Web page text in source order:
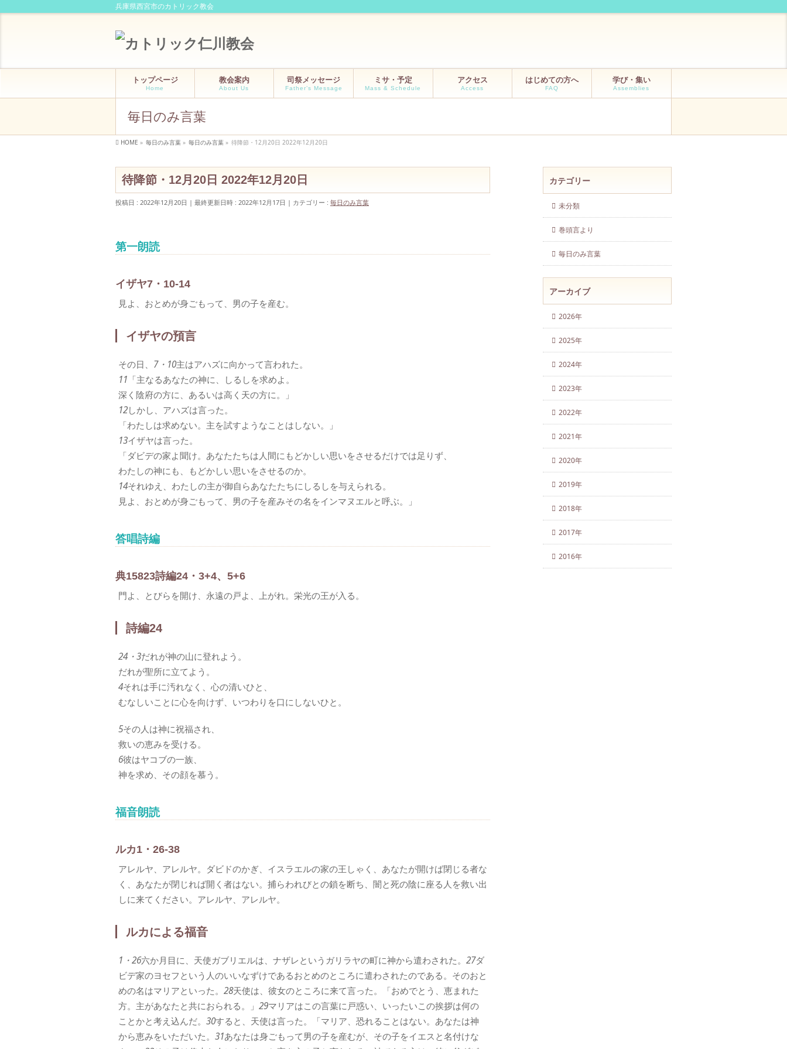
兵庫県西宮市のカトリック教会
トップページ
Home
教会案内
About Us
司祭メッセージ
Father’s Message
ミサ・予定
Mass & Schedule
アクセス
Access
はじめての方へ
FAQ
学び・集い
Assemblies
毎日のみ言葉
HOME » 毎日のみ言葉 » 毎日のみ言葉 » 待降節・12月20日 2022年12月20日
待降節・12月20日 2022年12月20日
投稿日 : 2022年12月20日 最終更新日時 : 2022年12月17日 カテゴリー : 毎日のみ言葉
第一朗読
イザヤ7・10-14
見よ、おとめが身ごもって、男の子を産む。
イザヤの預言
その日、 7・10主はアハズに向かって言われた。
11 「主なるあなたの神に、しるしを求めよ。
深く陰府の方に、あるいは高く天の方に。」
12しかし、アハズは言った。
「わたしは求めない。主を試すようなことはしない。」
13イザヤは言った。
「ダビデの家よ聞け。あなたたちは人間にもどかしい思いをさせるだけでは足りず、
わたしの神にも、もどかしい思いをさせるのか。
14それゆえ、わたしの主が御自らあなたたちにしるしを与えられる。
見よ、おとめが身ごもって、男の子を産みその名をインマヌエルと呼ぶ。」
答唱詩編
典15823詩編24・3+4、5+6
門よ、とびらを開け、永遠の戸よ、上がれ。栄光の王が入る。
詩編24
24・3だれが神の山に登れよう。
だれが聖所に立てよう。
4それは手に汚れなく、心の清いひと、
むなしいことに心を向けず、いつわりを口にしないひと。
5その人は神に祝福され、
救いの恵みを受ける。
6彼はヤコブの一族、
神を求め、その顔を慕う。
福音朗読
ルカ1・26-38
アレルヤ、アレルヤ。ダビドのかぎ、イスラエルの家の王しゃく、あなたが開けば閉じる者な
く、あなたが閉じれば開く者はない。捕らわれびとの鎖を断ち、闇と死の陰に座る人を救い出
しに来てください。アレルヤ、アレルヤ。
ルカによる福音
1・26六か月目に、天使ガブリエルは、ナザレというガリラヤの町に神から遣わされた。 27ダ
ビデ家のヨセフという人のいいなずけであるおとめのところに遣わされたのである。そのおと
めの名はマリアといった。 28天使は、彼女のところに来て言った。「おめでとう、恵まれた
方。主があなたと共におられる。」 29マリアはこの言葉に戸惑い、いったいこの挨拶は何の
ことかと考え込んだ。 30すると、天使は言った。「マリア、恐れることはない。あなたは神
から恵みをいただいた。 31あなたは身ごもって男の子を産むが、その子をイエスと名付けな
カテゴリー
未分類
巻頭言より
毎日のみ言葉
アーカイブ
2026年
2025年
2024年
2023年
2022年
2021年
2020年
2019年
2018年
2017年
2016年